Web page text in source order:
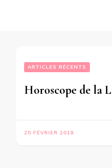
ARTICLES RÉCENTS
20 FÉVRIER 2018